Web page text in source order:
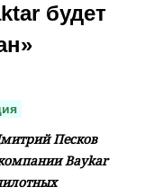
будет
Песков
Baykar